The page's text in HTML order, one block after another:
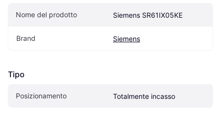
Nome del prodotto Siemens SR61IX05KE
Brand Siemens
Tipo
Posizionamento Totalmente incasso